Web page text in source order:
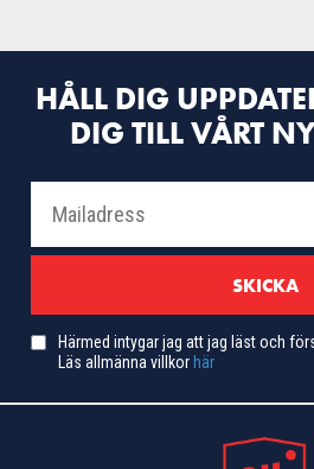
HÅLL DIG
DIG TILL VÅRT
Härmed intygar jag att jag läst och
Läs allmänna villkor här